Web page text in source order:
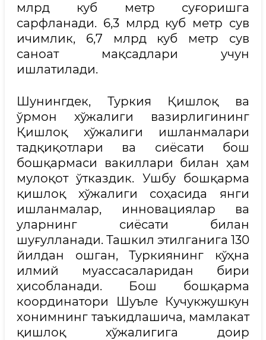
млрд куб метр суғоришга
сарфланади. 6,3 млрд куб метр сув
ичимлик, 6,7 млрд куб метр сув
саноат мақсадлари учун
ишлатилади.
Шунингдек, Туркия Қишлоқ ва
ўрмон хўжалиги вазирлигининг
Қишлоқ хўжалиги ишланмалари
тадқиқотлари ва сиёсати бош
бошқармаси вакиллари билан ҳам
мулоқот ўтказдик. Ушбу бошқарма
қишлоқ хўжалиги соҳасида янги
ишланмалар, инновациялар ва
уларнинг сиёсати билан
шуғулланади. Ташкил этилганига 130
йилдан ошган, Туркиянинг кўҳна
илмий муассасаларидан бири
ҳисобланади. Бош бошқарма
координатори Шуъле Кучукжушкун
хонимнинг таъкидлашича, мамлакат
қишлоқ хўжалигига доир